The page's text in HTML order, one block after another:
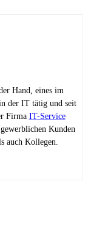
Hand, eines im
der IT tätig und seit
Firma IT-Service
Kunden
auch Kollegen.